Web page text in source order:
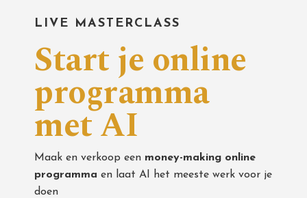
LIVE MASTERCLASS
Start je online
programma
met AI
Maak en verkoop een money-making online
programma en laat AI het meeste werk voor je
doen